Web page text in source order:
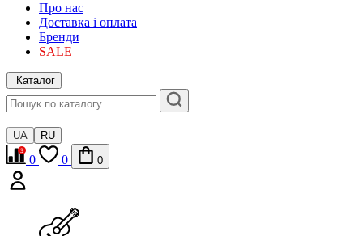
Про нас
Доставка і оплата
Бренди
SALE
Каталог
UA RU
0 0 0